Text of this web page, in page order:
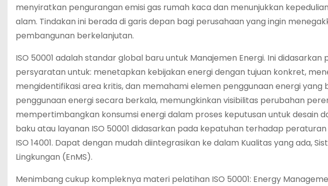
menyiratkan pengurangan emisi gas rumah kaca dan menunjukkan
alam. Tindakan ini berada di garis depan bagi perusahaan yang ingin
pembangunan berkelanjutan.
ISO 50001 adalah standar global baru untuk Manajemen Energi. Ini
persyaratan untuk: menetapkan kebijakan energi dengan tujuan konkret,
mengidentifikasi area kritis, dan memahami elemen penggunaan energi
penggunaan energi secara berkala, memungkinkan visibilitas perubahan
mempertimbangkan konsumsi energi dalam proses keputusan untuk desain
baku atau layanan ISO 50001 didasarkan pada kepatuhan terhadap
ISO 14001. Dapat dengan mudah diintegrasikan ke dalam Kualitas yang ada,
Lingkungan (EnMS).
Menimbang cukup kompleknya materi pelatihan ISO 50001: Energy